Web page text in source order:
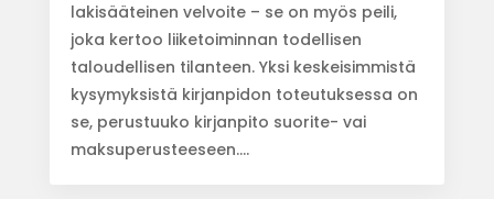
lakisääteinen velvoite – se on myös peili,
joka kertoo liiketoiminnan todellisen
taloudellisen tilanteen. Yksi keskeisimmistä
kysymyksistä kirjanpidon toteutuksessa on
se, perustuuko kirjanpito suorite- vai
maksuperusteeseen....